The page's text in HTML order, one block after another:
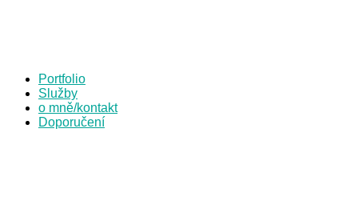
Portfolio
Služby
o mně/kontakt
Doporučení